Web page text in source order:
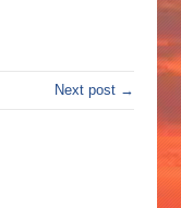
Next post →